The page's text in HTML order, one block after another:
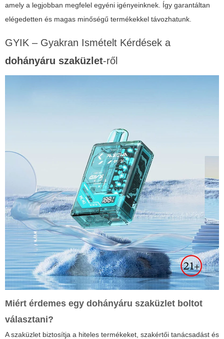
amely a legjobban megfelel egyéni igényeinknek. Így garantáltan
elégedetten és magas minőségű termékekkel távozhatunk.
GYIK – Gyakran Ismételt Kérdések a
dohányáru szaküzlet-ről
Miért érdemes egy dohányáru szaküzlet boltot
választani?
A szaküzlet biztosítja a hiteles termékeket, szakértői tanácsadást és